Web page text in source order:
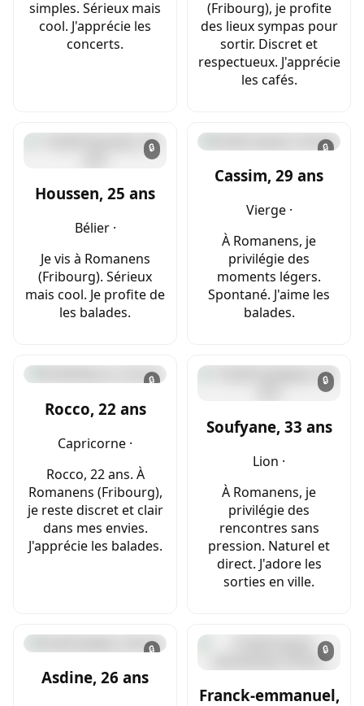
simples. Sérieux mais
cool. J'apprécie les
concerts.
(Fribourg), je profite
des lieux sympas pour
sortir. Discret et
respectueux. J'apprécie
les cafés.
🔒
Houssen, 25 ans
Bélier ·
Je vis à Romanens
(Fribourg). Sérieux
mais cool. Je profite de
les balades.
🔒
Cassim, 29 ans
Vierge ·
À Romanens, je
privilégie des
moments légers.
Spontané. J'aime les
balades.
🔒
Rocco, 22 ans
Capricorne ·
Rocco, 22 ans. À
Romanens (Fribourg),
je reste discret et clair
dans mes envies.
J'apprécie les balades.
🔒
Soufyane, 33 ans
Lion ·
À Romanens, je
privilégie des
rencontres sans
pression. Naturel et
direct. J'adore les
sorties en ville.
🔒
Asdine, 26 ans
🔒
Franck-emmanuel,